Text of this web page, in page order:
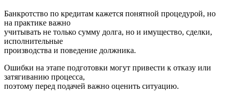
Банкротство по кредитам кажется понятной процедурой, но
на практике важно
учитывать не только сумму долга, но и имущество, сделки,
исполнительные
производства и поведение должника.
Ошибки на этапе подготовки могут привести к отказу или
затягиванию процесса,
поэтому перед подачей важно оценить ситуацию.